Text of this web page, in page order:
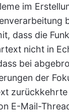
im
dass die
nicht in
bei
der
zurückkehrte
E-Mail-